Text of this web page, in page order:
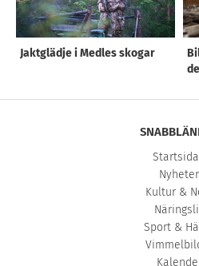
Jaktglädje i Medles skogar
Nyheter
Kultur &
Sport &